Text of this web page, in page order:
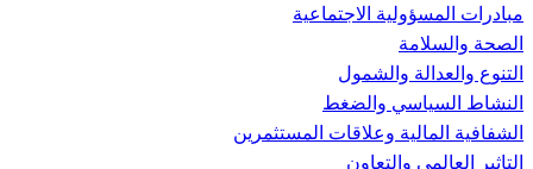
مبادرات المسؤولية الاجتماعية
الصحة والسلامة
التنوع والعدالة والشمول
النشاط السياسي والضغط
الشفافية المالية وعلاقات المستثمرين
التاثير العالمي والتعاون